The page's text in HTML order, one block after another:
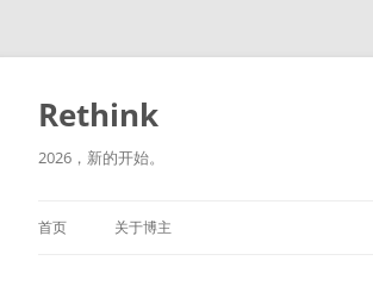
跳
文
Rethink
2026，新的开始。
首页 关于博主